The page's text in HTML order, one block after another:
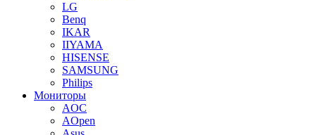
LG
Benq
IKAR
IIYAMA
HISENSE
SAMSUNG
Philips
Мониторы
AOC
AOpen